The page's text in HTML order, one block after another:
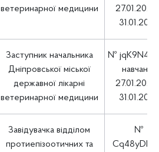
ветеринарної медицини
27.01.2025
31.01.2025
Заступник начальника
Дніпровської міської
державної лікарні
ветеринарної медицини
№
навчання
27.01.2025
31.01.2025
Завідувачка відділом
протиепізоотичних та
№